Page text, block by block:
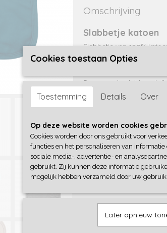
Omschrijving
Slabbetje katoen
Slabbetje van 100%
Hier kan je de effen
Deze royale slabber sluit
Je kan kiezen uit de
Wit
Licht roze
Army
Rood
Antraciet
Sand
Navy
Grey/blue (sluit
Cookies toestaan Opties
Toestemming Details Over
Op deze website worden cookies
Cookies worden door ons gebruikt voor
functies en het personaliseren van
sociale media-, advertentie- en
gebruikt. Zij kunnen deze informatie
mogelijk hebben verzameld door uw
Later opnieuw